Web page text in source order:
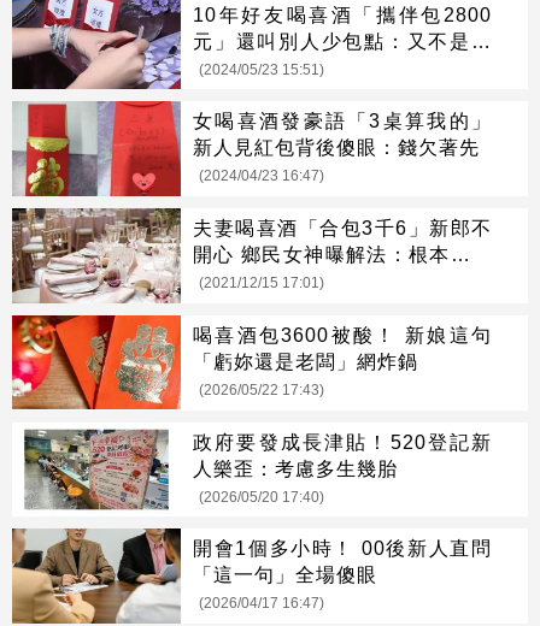
10年好友喝喜酒「攜伴包2800
元」還叫別人少包點：又不是飯
店
(2024/05/23 15:51)
女喝喜酒發豪語「3桌算我的」
新人見紅包背後傻眼：錢欠著先
(2024/04/23 16:47)
夫妻喝喜酒「合包3千6」新郎不
開心 鄉民女神曝解法：根本精算
師
(2021/12/15 17:01)
喝喜酒包3600被酸！ 新娘這句
「虧妳還是老闆」網炸鍋
(2026/05/22 17:43)
政府要發成長津貼！520登記新
人樂歪：考慮多生幾胎
(2026/05/20 17:40)
開會1個多小時！ 00後新人直問
「這一句」全場傻眼
(2026/04/17 16:47)